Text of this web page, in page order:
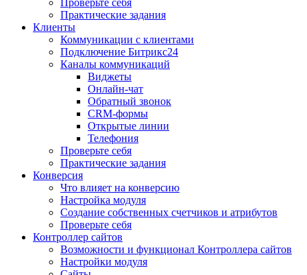
Проверьте себя
Практические задания
Клиенты
Коммуникации с клиентами
Подключение Битрикс24
Каналы коммуникаций
Виджеты
Онлайн-чат
Обратный звонок
CRM-формы
Открытые линии
Телефония
Проверьте себя
Практические задания
Конверсия
Что влияет на конверсию
Настройка модуля
Создание собственных счетчиков и атрибутов
Проверьте себя
Контроллер сайтов
Возможности и функционал Контроллера сайтов
Настройки модуля